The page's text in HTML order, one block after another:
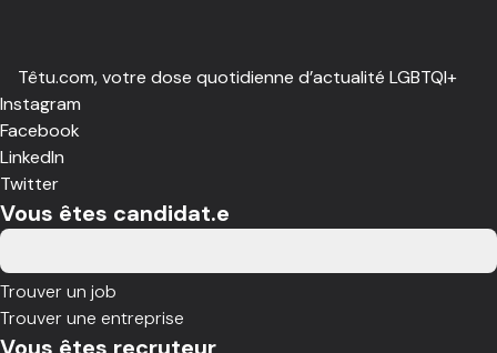
Têtu.com, votre dose quotidienne d’actualité LGBTQI+
Instagram
Facebook
LinkedIn
Twitter
Vous êtes candidat.e
Trouver un job
Trouver une entreprise